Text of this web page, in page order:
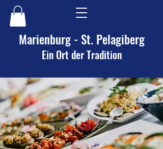
Marienburg - St. Pelagiberg
Ein Ort der Tradition